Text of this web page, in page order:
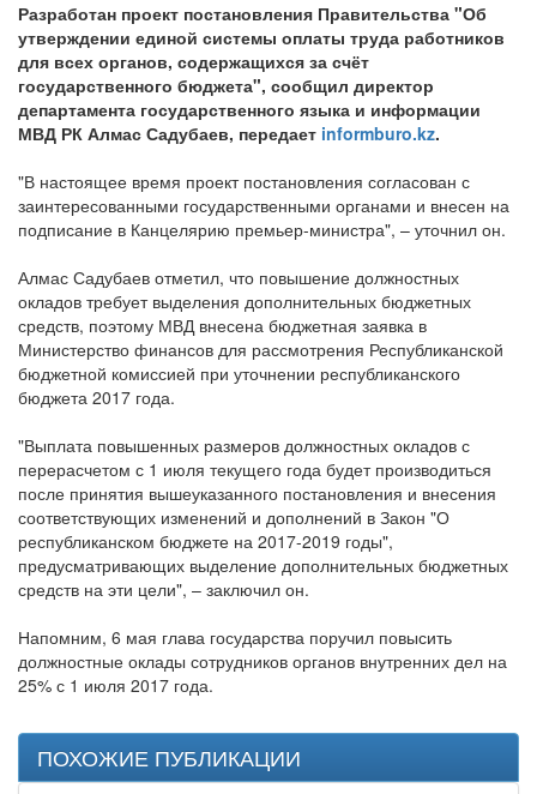
Разработан проект постановления Правительства "Об
утверждении единой системы оплаты труда работников
для всех органов, содержащихся за счёт
государственного бюджета", сообщил директор
департамента государственного языка и информации
МВД РК Алмас Садубаев, передает informburo.kz.
"В настоящее время проект постановления согласован с
заинтересованными государственными органами и внесен на
подписание в Канцелярию премьер-министра", – уточнил он.
Алмас Садубаев отметил, что повышение должностных
окладов требует выделения дополнительных бюджетных
средств, поэтому МВД внесена бюджетная заявка в
Министерство финансов для рассмотрения Республиканской
бюджетной комиссией при уточнении республиканского
бюджета 2017 года.
"Выплата повышенных размеров должностных окладов с
перерасчетом с 1 июля текущего года будет производиться
после принятия вышеуказанного постановления и внесения
соответствующих изменений и дополнений в Закон "О
республиканском бюджете на 2017-2019 годы",
предусматривающих выделение дополнительных бюджетных
средств на эти цели", – заключил он.
Напомним, 6 мая глава государства поручил повысить
должностные оклады сотрудников органов внутренних дел на
25% с 1 июля 2017 года.
ПОХОЖИЕ ПУБЛИКАЦИИ